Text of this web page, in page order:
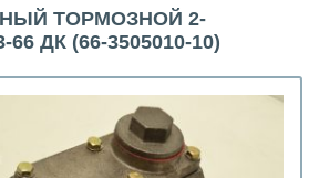
ТОРМОЗНОЙ 2-
ДК (66-3505010-10)